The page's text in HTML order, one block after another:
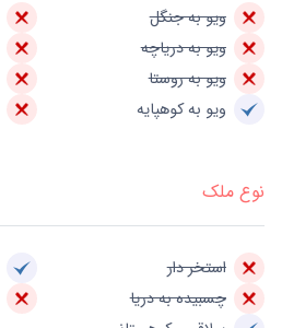
ویو به جنگل
ویو به دریاچه
ویو به روستا
ویو به کوهپایه
نوع ملک
استخر دار
چسبیده به دریا